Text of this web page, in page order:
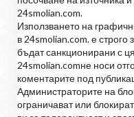
24smolian.com.
Използването на
в 24smolian.com. е
бъдат санкционирани с
24smolian.comне носи
коментарите под
Администраторите на
ограничават или